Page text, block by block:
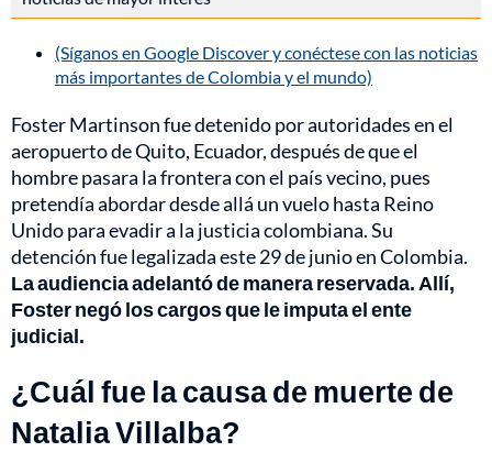
(Síganos en Google Discover y conéctese con las noticias
más importantes de Colombia y el mundo)
Foster Martinson fue detenido por autoridades en el
aeropuerto de Quito, Ecuador, después de que el
hombre pasara la frontera con el país vecino, pues
pretendía abordar desde allá un vuelo hasta Reino
Unido para evadir a la justicia colombiana. Su
detención fue legalizada este 29 de junio en Colombia.
La audiencia adelantó de manera reservada. Allí,
Foster negó los cargos que le imputa el ente
judicial.
¿Cuál fue la causa de muerte de
Natalia Villalba?